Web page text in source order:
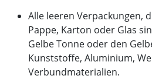
Alle leeren Verpackungen,
Pappe, Karton oder Glas
Gelbe Tonne oder den
Kunststoffe, Aluminium,
Verbundmaterialien.